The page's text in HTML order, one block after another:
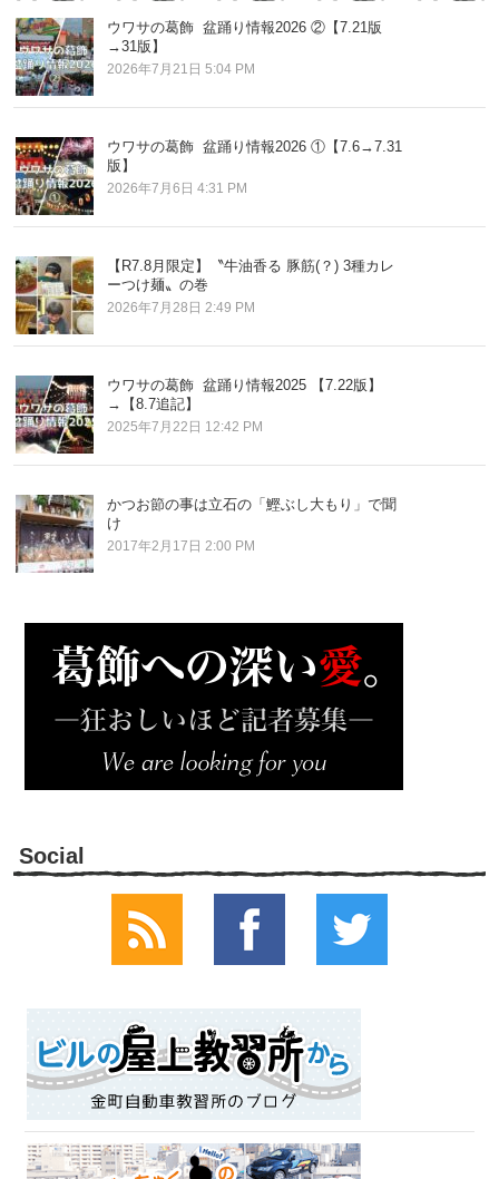
ウワサの葛飾 盆踊り情報2026 ②【7.21版
→31版】
2026年7月21日 5:04 PM
ウワサの葛飾 盆踊り情報2026 ①【7.6→7.31
版】
2026年7月6日 4:31 PM
【R7.8月限定】〝牛油香る 豚筋(？) 3種カレ
ーつけ麺〟の巻
2026年7月28日 2:49 PM
ウワサの葛飾 盆踊り情報2025 【7.22版】
→【8.7追記】
2025年7月22日 12:42 PM
かつお節の事は立石の「鰹ぶし大もり」で聞
け
2017年2月17日 2:00 PM
Social